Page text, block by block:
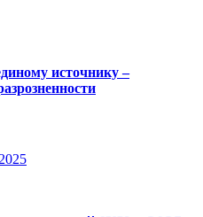
источнику –